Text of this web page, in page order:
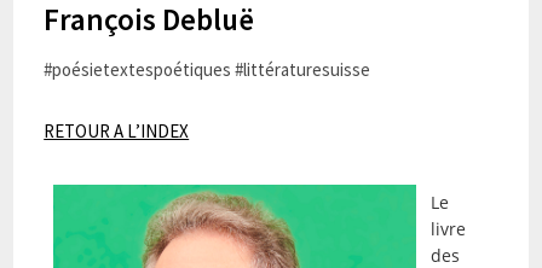
François Debluë
#poésietextespoétiques #littératuresuisse
RETOUR A L’INDEX
Le
livre
des